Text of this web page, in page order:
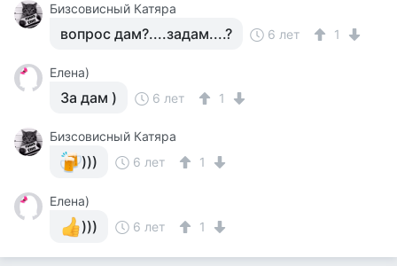
Бизсовисный Катяра
вопрос дам?....задам....? 6 лет 1
Елена)
За дам ) 6 лет 1
Бизсовисный Катяра
))) 6 лет 1
Елена)
))) 6 лет 1